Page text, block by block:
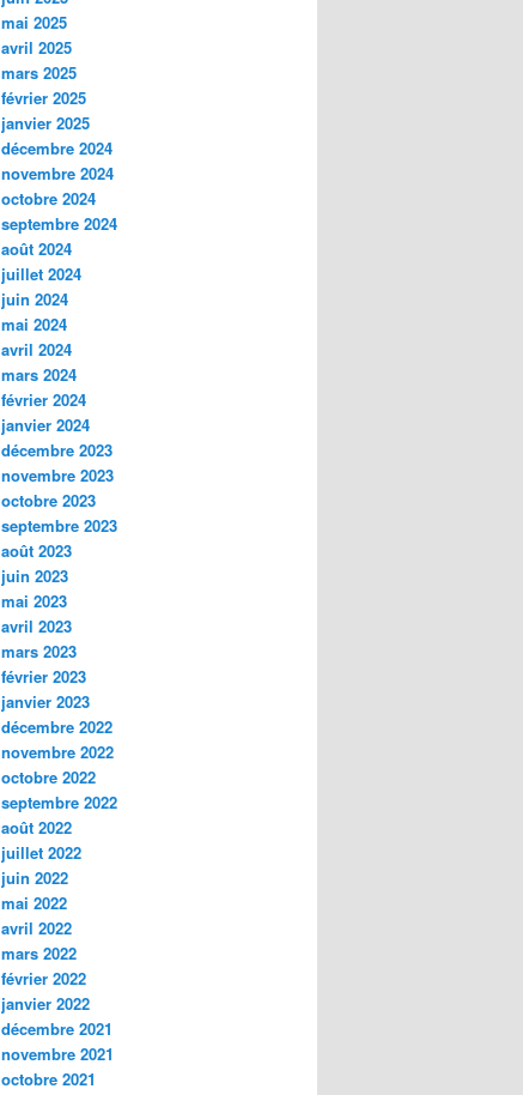
mai 2025
avril 2025
mars 2025
février 2025
janvier 2025
décembre 2024
novembre 2024
octobre 2024
septembre 2024
août 2024
juillet 2024
juin 2024
mai 2024
avril 2024
mars 2024
février 2024
janvier 2024
décembre 2023
novembre 2023
octobre 2023
septembre 2023
août 2023
juin 2023
mai 2023
avril 2023
mars 2023
février 2023
janvier 2023
décembre 2022
novembre 2022
octobre 2022
septembre 2022
août 2022
juillet 2022
juin 2022
mai 2022
avril 2022
mars 2022
février 2022
janvier 2022
décembre 2021
novembre 2021
octobre 2021